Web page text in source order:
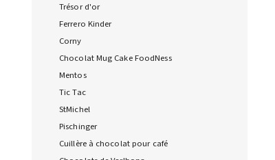
Trésor d'or
Ferrero Kinder
Corny
Chocolat Mug Cake FoodNess
Mentos
Tic Tac
StMichel
Pischinger
Cuillère à chocolat pour café